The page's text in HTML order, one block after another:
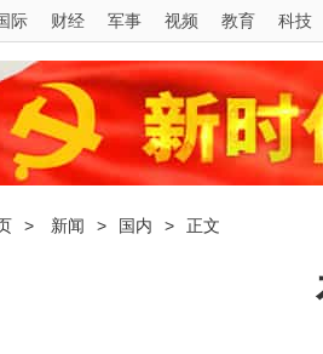
际 财经 军事 视频 教育 科技
> 新闻 > 国内 > 正文